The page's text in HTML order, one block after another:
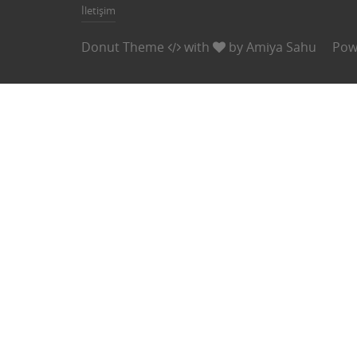
İletişim
Donut Theme with byAmiya Sahu